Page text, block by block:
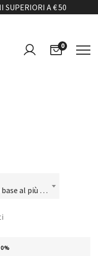
SUPERIORI A € 50
0
Ordina in base al più recente